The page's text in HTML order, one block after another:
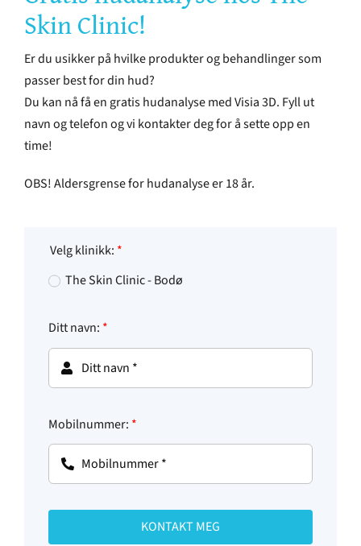
NETTBUTIKK
GAVEKORT
Skin Clinic!
Er du usikker på hvilke produkter og behandlinger som
passer best for din hud?
Du kan nå få en gratis hudanalyse med Visia 3D. Fyll ut
navn og telefon og vi kontakter deg for å sette opp en
time!
OBS! Aldersgrense for hudanalyse er 18 år.
Velg klinikk: *
The Skin Clinic - Bodø
Ditt navn: *
Mobilnummer: *
KONTAKT MEG